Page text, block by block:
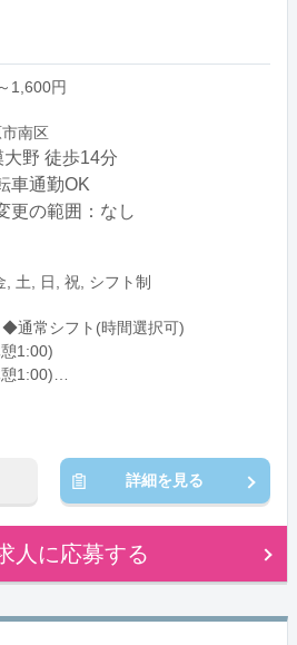
1,600円
南区
野 徒歩14分
車通勤OK
更の範囲：なし
, 土, 日, 祝, シフト制
◆通常シフト(時間選択可)
1:00)
1:00)
憩1:00)
詳細を見る
人に応募する